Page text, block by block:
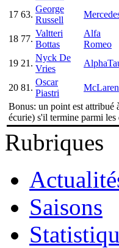
17 63.
George
Russell
18 77.
Valtteri
Bottas
Alfa
Romeo
19 21.
Nyck De
Vries
20 81.
Oscar
Piastri
McLaren
Bonus: un point est attribué
écurie) s'il termine parmi
Rubriques
Saisons